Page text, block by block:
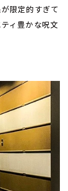
限定的すぎて
ィ豊かな呪文